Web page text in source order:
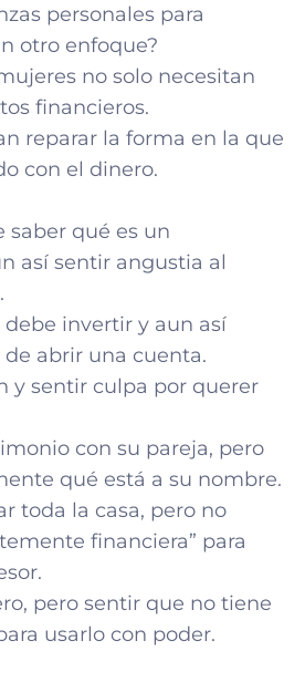
personales para
otro enfoque?
no solo necesitan
financieros.
reparar la forma en la que
con el dinero.
saber qué es un
así sentir angustia al
debe invertir y aun así
abrir una cuenta.
y sentir culpa por querer
con su pareja, pero
qué está a su nombre.
toda la casa, pero no
financiera” para
pero sentir que no tiene
usarlo con poder.